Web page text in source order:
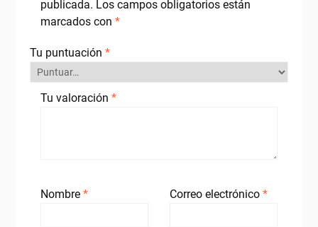
publicada. Los campos obligatorios están
marcados con *
Tu puntuación *
Tu valoración *
Nombre * Correo electrónico *